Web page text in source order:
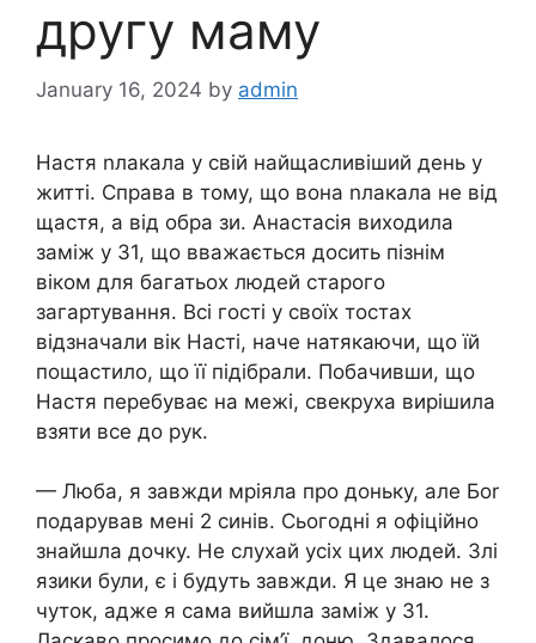
другу маму
January 16, 2024 by admin
Настя nлакала у свій найщасливіший день у
житті. Справа в тому, що вона nлакала не від
щастя, а від обра зи. Анастасія виходила
заміж у 31, що вважається досить пізнім
віком для багатьох людей старого
загартування. Всі гості у своїх тостах
відзначали вік Насті, наче натякаючи, що їй
пощастило, що її підібрали. Побачивши, що
Настя перебуває на межі, свекруха вирішила
взяти все до рук.
— Люба, я завжди мріяла про доньку, але Боr
подарував мені 2 синів. Сьогодні я офіційно
знайшла дочку. Не слухай усіх цих людей. 3лі
язики були, є і будуть завжди. Я це знаю не з
чуток, адже я сама вийшла заміж у 31.